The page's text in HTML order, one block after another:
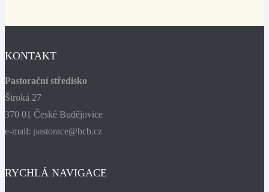
KONTAKT
Pastorační středisko
Široká 27
370 01 České Budějovice
e-mail: pastorace@bcb.cz
RYCHLÁ NAVIGACE